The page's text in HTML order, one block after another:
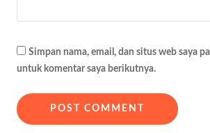
Simpan nama, email, dan situs web saya
untuk komentar saya berikutnya.